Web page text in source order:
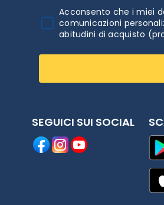
Acconsento che i miei
comunicazioni
abitudini di acquisto
SEGUICI SUI SOCIAL